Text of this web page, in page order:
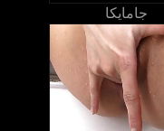
جامايكا